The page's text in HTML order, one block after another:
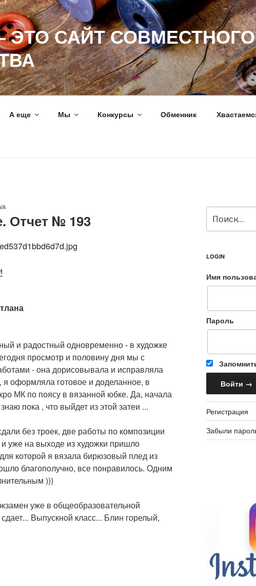
ЭТО САЙТ СОВМЕСТНОГО
А еще Мы Конкурсы Обменник
Отчет № 193
и радостный одновременно - в художке
просмотр и половину дня мы с
- она дорисовывала и исправляла
я оформляла готовое и доделанное, в
МК по поясу в вязанной юбке. Да, начала
пока , что выйдет из этой затеи ...
без троек, две работы по композиции
уже на выходе из художки пришло
которой я вязала бирюзовый плед из
благополучно, все понравилось. Одним
)))
уже в общеобразовательной
Выпускной класс... Блин горелый,
LOGIN
Имя
Пароль
Регистрация
Забыли